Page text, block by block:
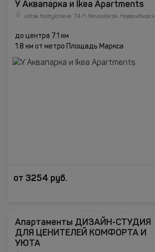
У Аквапарка и Ikea Apartments
ulitsa Kostyicheva, 74/1, Novosibirsk, Новосибирск
до центра 7.1 км
1.8 км от метро Площадь Маркса
от 3254 руб.
Апартаменты ДИЗАЙН-СТУДИЯ
ДЛЯ ЦЕНИТЕЛЕЙ КОМФОРТА И
УЮТА